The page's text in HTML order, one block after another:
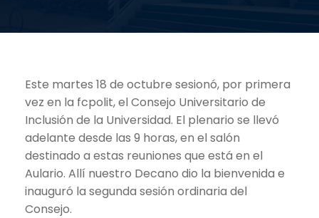
Este martes 18 de octubre sesionó, por primera
vez en la fcpolit, el Consejo Universitario de
Inclusión de la Universidad. El plenario se llevó
adelante desde las 9 horas, en el salón
destinado a estas reuniones que está en el
Aulario. Allí nuestro Decano dio la bienvenida e
inauguró la segunda sesión ordinaria del
Consejo.